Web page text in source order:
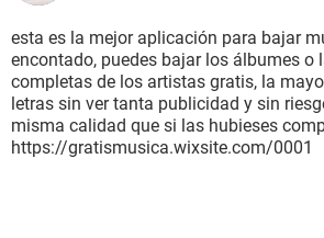
esta es la mejor aplicación para bajar
encontado, puedes bajar los álbumes o
completas de los artistas gratis, la
letras sin ver tanta publicidad y sin
misma calidad que si las hubieses
https://gratismusica.wixsite.com/0001